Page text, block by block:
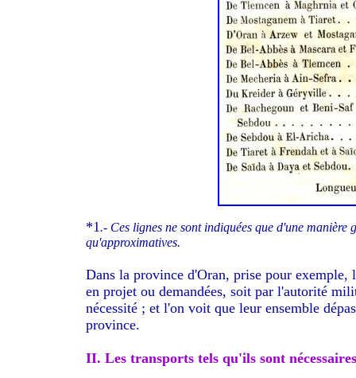
*1.- Ces lignes ne sont indiquées que d'une
qu'approximatives.
Dans la province d'Oran, prise pour exemple,
en projet ou demandées, soit par l'autorité
nécessité ; et l'on voit que leur ensemble
province.
II. Les transports tels qu'ils sont